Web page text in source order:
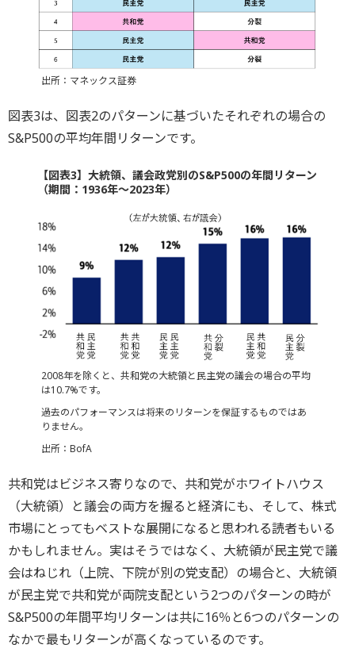
出所：マネックス証券
図表3は、図表2のパターンに基づいたそれぞれの場合の
S&P500の平均年間リターンです。
【図表3】大統領、議会政党別のS&P500の年間リターン
（期間：1936年～2023年）
2008年を除くと、共和党の大統領と民主党の議会の場合の平均
は10.7%です。
過去のパフォーマンスは将来のリターンを保証するものではあ
りません。
出所：BofA
共和党はビジネス寄りなので、共和党がホワイトハウス
（大統領）と議会の両方を握ると経済にも、そして、株式
市場にとってもベストな展開になると思われる読者もいる
かもしれません。実はそうではなく、大統領が民主党で議
会はねじれ（上院、下院が別の党支配）の場合と、大統領
が民主党で共和党が両院支配という2つのパターンの時が
S&P500の年間平均リターンは共に16％と6つのパターンの
なかで最もリターンが高くなっているのです。